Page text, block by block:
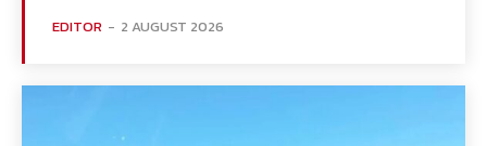
EDITOR - 2 AUGUST 2026